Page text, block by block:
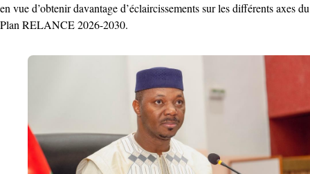
en vue d’obtenir davantage d’éclaircissements sur les différents axes du
Plan RELANCE 2026-2030.